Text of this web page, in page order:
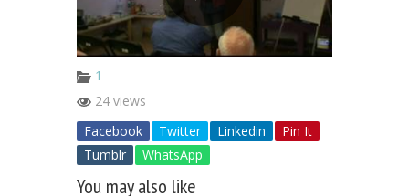
1
24 views
Facebook
Twitter Linkedin
Pin It
Tumblr
WhatsApp
You may also like